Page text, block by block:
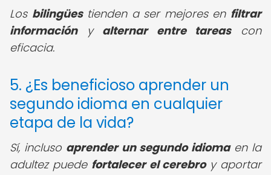
Los bilingüestienden a ser mejores en filtrar
informacióny alternar entre tareascon
eficacia.
5. ¿Es beneficioso aprender un
segundo idioma en cualquier
etapa de la vida?
Sí, incluso aprender un segundo idiomaen la
adultez puede fortalecer el cerebroy aportar